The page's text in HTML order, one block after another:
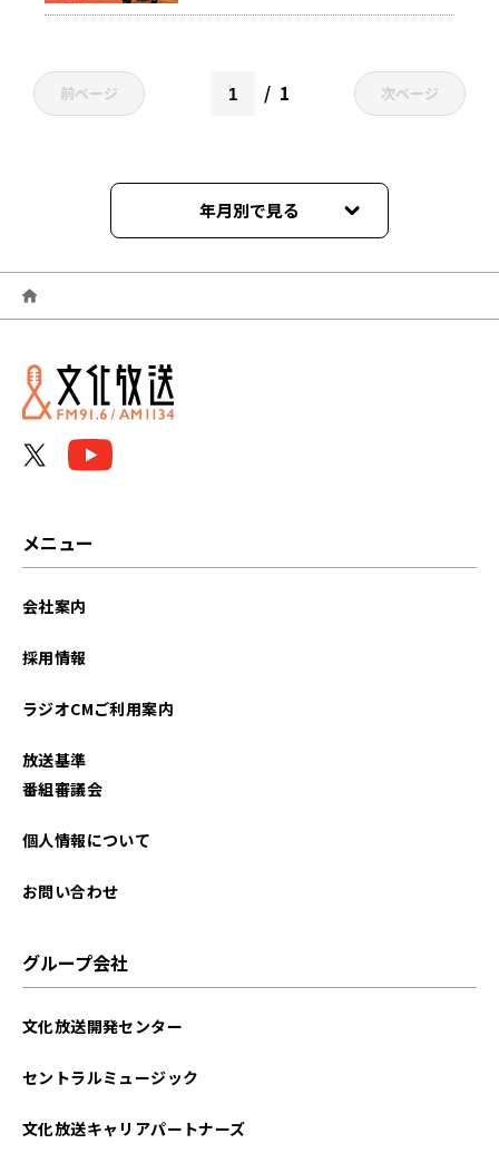
前ページ 1 次ページ
年月別で見る
2025年07月
2025年05月
2025年02月
2021年02月
メニュー
会社案内
採用情報
ラジオCMご利用案内
放送基準
番組審議会
個人情報について
お問い合わせ
グループ会社
文化放送開発センター
セントラルミュージック
文化放送キャリアパートナーズ